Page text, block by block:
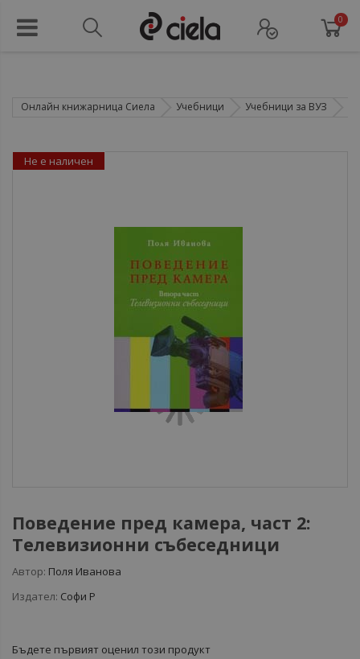
0
Онлайн книжарница Сиела Учебници Учебници за ВУЗ
Поведение пред камера, част 2:
Телевизионни събеседници
Автор: Поля Иванова
Издател: Софи Р
Бъдете първият оценил този продукт
Не е наличен